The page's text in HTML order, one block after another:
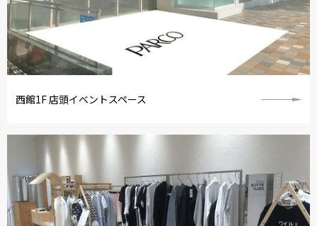
西館1F 店頭イベントスペース